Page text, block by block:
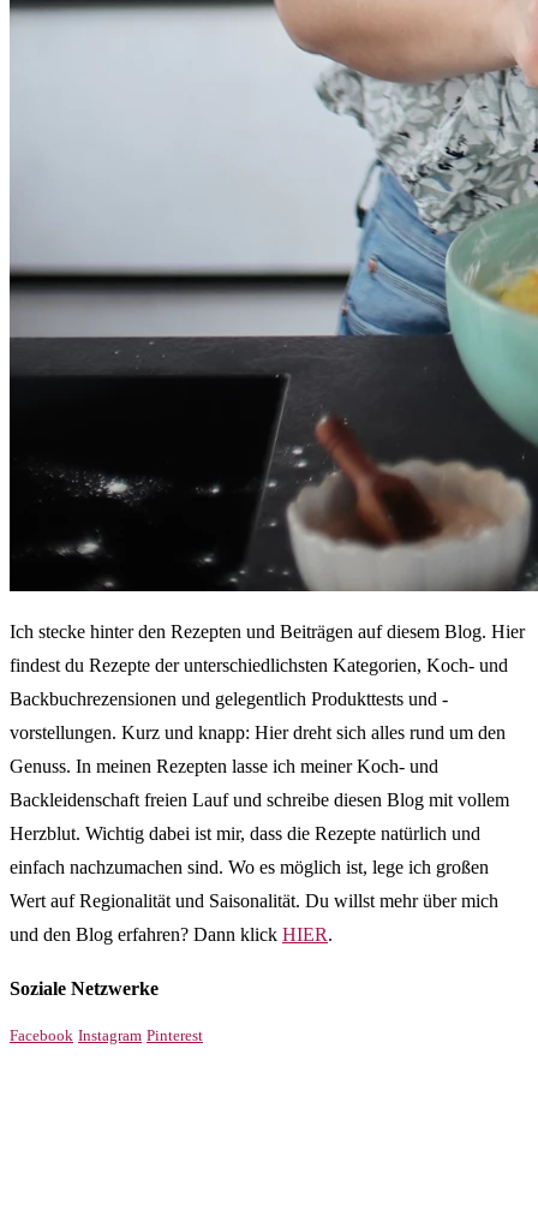
Ich stecke hinter den Rezepten und Beiträgen auf diesem Blog. Hier
findest du Rezepte der unterschiedlichsten Kategorien, Koch- und
Backbuchrezensionen und gelegentlich Produkttests und -
vorstellungen. Kurz und knapp: Hier dreht sich alles rund um den
Genuss. In meinen Rezepten lasse ich meiner Koch- und
Backleidenschaft freien Lauf und schreibe diesen Blog mit vollem
Herzblut. Wichtig dabei ist mir, dass die Rezepte natürlich und
einfach nachzumachen sind. Wo es möglich ist, lege ich großen
Wert auf Regionalität und Saisonalität. Du willst mehr über mich
und den Blog erfahren? Dann klick HIER.
Soziale Netzwerke
Facebook Instagram Pinterest